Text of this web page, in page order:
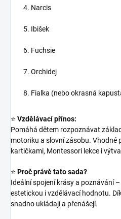
Narcis
Ibišek
Fuchsie
Orchidej
Fialka (nebo okrasná
⭐ Vzdělávací přínos:
Pomáhá dětem rozpoznávat
motoriku a slovní zásobu. Vhodné
kartičkami, Montessori lekce i
⭐ Proč právě tato sada?
Ideální spojení krásy a poznávání
estetickou i vzdělávací hodnotu.
snadno ukládají a přenášejí.